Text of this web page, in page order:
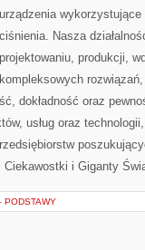
urządzenia
ciśnienia. Nasza
projektowaniu, produkcji,
kompleksowych
dokładność oraz
usług oraz
Ciekawostki i Giganty
PODSTAWY